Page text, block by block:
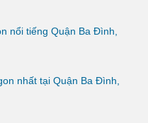
nổi tiếng Quận Ba Đình,
nhất tại Quận Ba Đình,